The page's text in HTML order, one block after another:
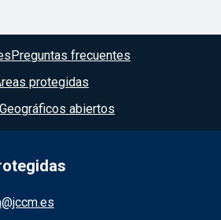
Preguntas frecuentes
protegidas
abiertos